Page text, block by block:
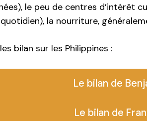
le peu de centres d’intérêt
la nourriture,
bilan sur les Philippines :
Le bilan de
Le bilan de